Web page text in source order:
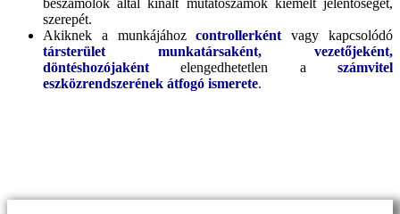
szerepét.
Akiknek a munkájáhozcontrollerkéntvagy kapcsolódó
társterület munkatársaként, vezetőjeként,
döntéshozójaként elengedhetetlen a számvitel
eszközrendszerének átfogó ismerete.